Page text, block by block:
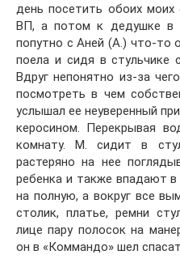
день посетить обоих моих
ВП, а потом к дедушке в
попутно с Аней (А.) что-то
поела и сидя в стульчике
Вдруг непонятно из-за
посмотреть в чем
услышал ее неуверенный
керосином. Перекрывая
комнату. М. сидит в
растеряно на нее
ребенка и также впадают в
на полную, а вокруг все
столик, платье, ремни
лице пару полосок на
он в «Коммандо» шел